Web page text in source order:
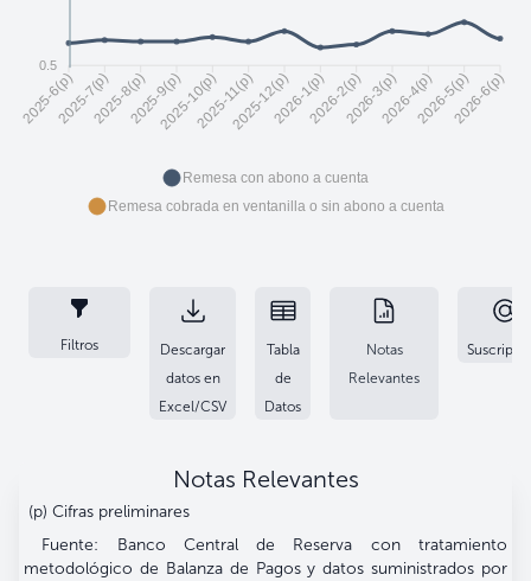
2025-6(p)2025-7(p)2025-8(p)2025-9(p)2025-10(p)2025-11(p)2025-12(p)2026-1(p)2026-2(p)2026-3(p)2026-4(p)2026-5(p)2026-6(p)
0.5
Remesa con abono a cuenta
Remesa cobrada en ventanilla o sin abono a cuenta
Filtros
Descargar
datos en
Excel/CSV
Tabla
de
Datos
Notas
Relevantes
Notas Relevantes
(p) Cifras preliminares
Fuente: Banco Central de Reserva con tratamiento
metodológico de Balanza de Pagos y datos suministrados por